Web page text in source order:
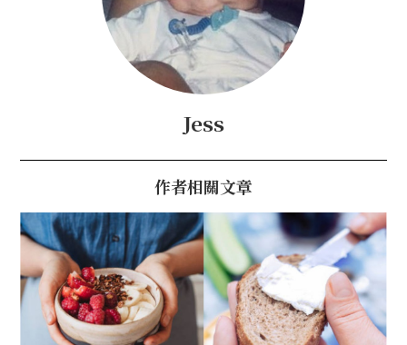
Jess
作者相關文章